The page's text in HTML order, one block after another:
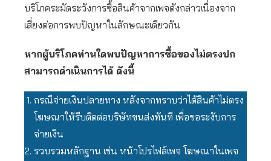
บริโภคระมัดระวังการซื้อสินค้าจากเพจดังกล่าวเนื่องจาก
เสี่ยงต่อการพบปัญหาในลักษณะเดียวกัน
หากผู้บริโภคท่านใดพบปัญหาการซื้อของไม่ตรงปก
สามารถดำเนินการได้ ดังนี้
กรณีจ่ายเงินปลายทาง หลังจากทราบว่าได้สินค้าไม่ตรง
โฆษณาให้รีบติดต่อบริษัทขนส่งทันที เพื่อขอระงับการ
จ่ายเงิน
รวบรวมหลักฐาน เช่น หน้าโปรไฟล์เพจ โฆษณาในเพจ